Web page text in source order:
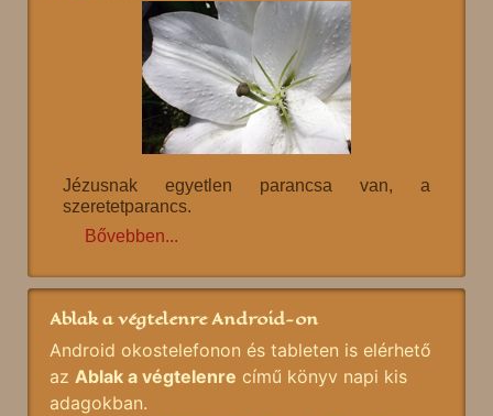
Jézusnak egyetlen parancsa van, a
szeretetparancs.
Bővebben...
Ablak a végtelenre Android-on
Android okostelefonon és tableten is elérhető
az Ablak a végtelenre című könyv napi kis
adagokban.